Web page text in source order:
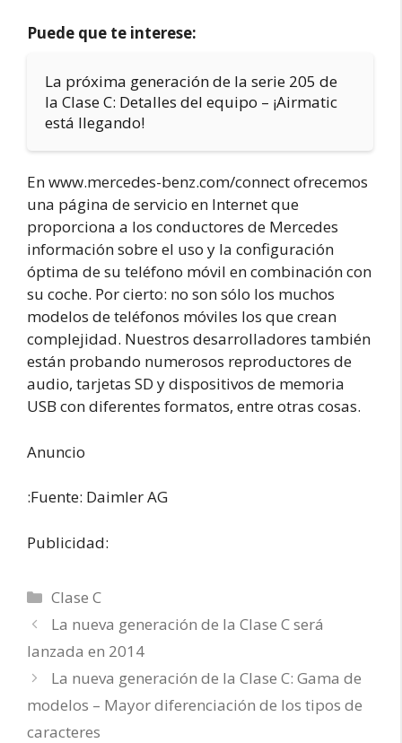
Puede que te interese:
La próxima generación de la serie 205 de
la Clase C: Detalles del equipo – ¡Airmatic
está llegando!
En www.mercedes-benz.com/connect ofrecemos
una página de servicio en Internet que
proporciona a los conductores de Mercedes
información sobre el uso y la configuración
óptima de su teléfono móvil en combinación con
su coche. Por cierto: no son sólo los muchos
modelos de teléfonos móviles los que crean
complejidad. Nuestros desarrolladores también
están probando numerosos reproductores de
audio, tarjetas SD y dispositivos de memoria
USB con diferentes formatos, entre otras cosas.
Anuncio
:Fuente: Daimler AG
Publicidad:
Categorías
Clase C
La nueva generación de la Clase C será
lanzada en 2014
La nueva generación de la Clase C: Gama de
modelos – Mayor diferenciación de los tipos de
caracteres